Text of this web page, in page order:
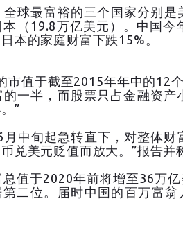
球最富裕的三个国家分别是
本（19.8万亿美元）。中国
本的家庭财富下跌15%。
市值于截至2015年年中的12
一半，而股票只占金融资产
”
中旬起急转直下，对整体
兑美元贬值而放大。”报告并
值于2020年前将增至36万
二位。届时中国的百万富